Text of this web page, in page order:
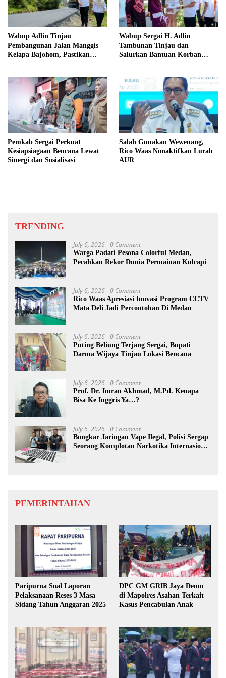
Wabup Adlin Tinjau
Pembangunan Jalan Manggis–
Kelapa Bajohom, Pastikan
Wabup Sergai H. Adlin
Tambunan Tinjau dan
Salurkan Bantuan Korban
Pemkab Sergai Perkuat
Kesiapsiagaan Bencana Lewat
Sinergi dan Sosialisasi
Salah Gunakan Wewenang,
Rico Waas Nonaktifkan Lurah
AUR
TRENDING
July 6, 2026 0 Comment
Warga Padati Pesona Colorful Medan,
Pecahkan Rekor Dunia Permainan Kulcapi
July 6, 2026 0 Comment
Rico Waas Apresiasi Inovasi Program CCTV
Mata Deli Jadi Percontohan Di Medan
July 6, 2026 0 Comment
Puting Beliung Terjang Sergai, Bupati
Darma Wijaya Tinjau Lokasi Bencana
July 6, 2026 0 Comment
Prof. Dr. Imran Akhmad, M.Pd. Kenapa
Bisa Ke Inggris Ya…?
July 6, 2026 0 Comment
Bongkar Jaringan Vape Ilegal, Polisi Sergap
Seorang Komplotan Narkotika Internasional
PEMERINTAHAN
Paripurna Soal Laporan
Pelaksanaan Reses 3 Masa
Sidang Tahun Anggaran 2025
DPC GM GRIB Jaya Demo
di Mapolres Asahan Terkait
Kasus Pencabulan Anak